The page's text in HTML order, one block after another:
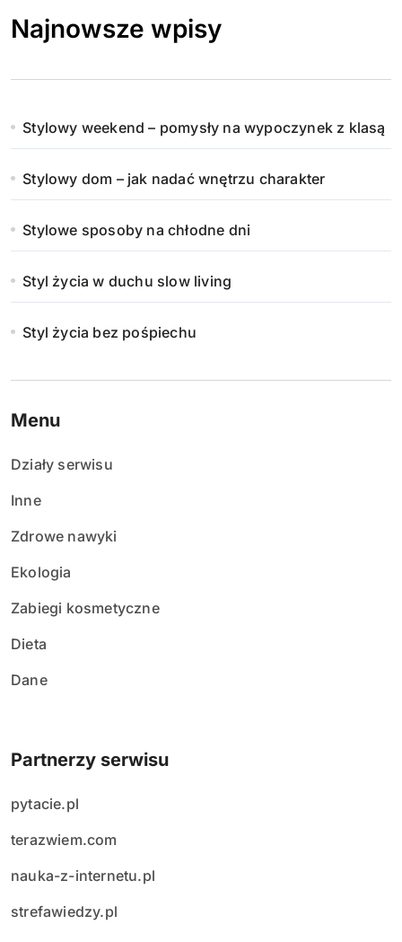
Najnowsze wpisy
Stylowy weekend – pomysły na wypoczynek z klasą
Stylowy dom – jak nadać wnętrzu charakter
Stylowe sposoby na chłodne dni
Styl życia w duchu slow living
Styl życia bez pośpiechu
Menu
Działy serwisu
Inne
Zdrowe nawyki
Ekologia
Zabiegi kosmetyczne
Dieta
Dane
Partnerzy serwisu
pytacie.pl
terazwiem.com
nauka-z-internetu.pl
strefawiedzy.pl